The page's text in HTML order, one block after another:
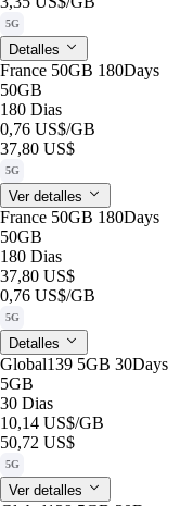
5G
Detalles
France 50GB 180Days
50GB
180 Dias
0,76 US$/GB
37,80 US$
5G
Ver detalles
France 50GB 180Days
50GB
180 Dias
37,80 US$
0,76 US$/GB
5G
Detalles
Global139 5GB 30Days
5GB
30 Dias
10,14 US$/GB
50,72 US$
5G
Ver detalles